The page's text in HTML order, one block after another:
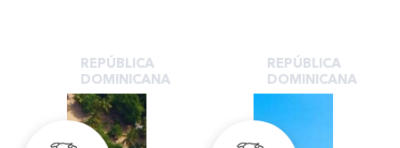
REPÚBLICA
DOMINICANA
REPÚBLICA
DOMINICANA